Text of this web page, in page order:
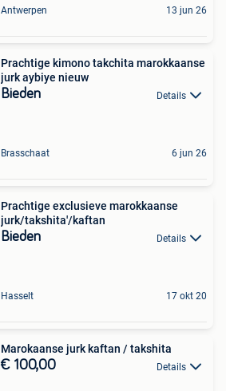
Antwerpen 13 jun 26
Prachtige kimono takchita marokkaanse
jurk aybiye nieuw
Bieden Details
Brasschaat 6 jun 26
Prachtige exclusieve marokkaanse
jurk/takshita'/kaftan
Bieden Details
Hasselt 17 okt 20
Marokaanse jurk kaftan / takshita
€ 100,00 Details